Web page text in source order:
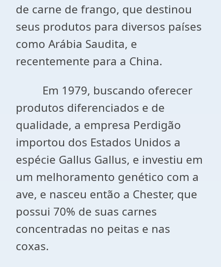
de carne de frango, que destinou
seus produtos para diversos países
como Arábia Saudita, e
recentemente para a China.
Em 1979, buscando oferecer
produtos diferenciados e de
qualidade, a empresa Perdigão
importou dos Estados Unidos a
espécie Gallus Gallus, e investiu em
um melhoramento genético com a
ave, e nasceu então a Chester, que
possui 70% de suas carnes
concentradas no peitas e nas
coxas.